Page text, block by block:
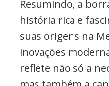
Resumindo, a
história rica e
suas origens na
inovações
reflete não só a